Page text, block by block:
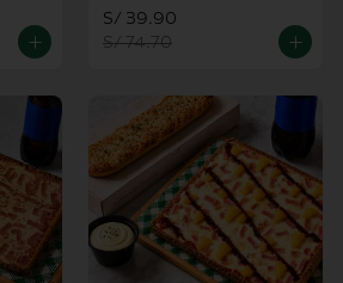
S/ 39.90
S/ 74.70